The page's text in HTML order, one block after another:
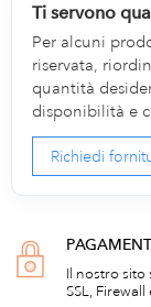
Ti servono
Per alcuni
riservata,
quantità
disponibilità e
Richiedi
Il nostro sito
SSL,